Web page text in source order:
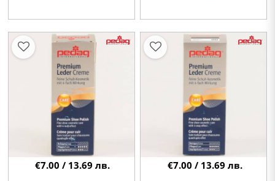
€7.00 / 13.69 лв. €7.00 / 13.69 лв.